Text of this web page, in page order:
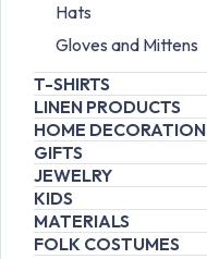
Hats
Gloves and Mittens
T-SHIRTS
LINEN PRODUCTS
HOME DECORATION
GIFTS
JEWELRY
KIDS
MATERIALS
FOLK COSTUMES